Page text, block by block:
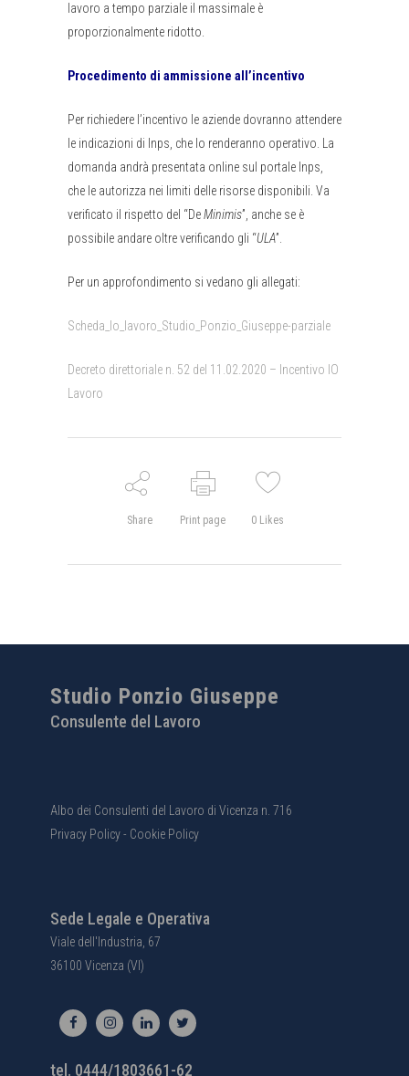
lavoro a tempo parziale il massimale è
proporzionalmente ridotto.
Procedimento di ammissione all’incentivo
Per richiedere l’incentivo le aziende dovranno attendere
le indicazioni di Inps, che lo renderanno operativo. La
domanda andrà presentata online sul portale Inps,
che le autorizza nei limiti delle risorse disponibili. Va
verificato il rispetto del “DeMinimis”, anche se è
possibile andare oltre verificando gli “ULA”.
Per un approfondimento si vedano gli allegati:
Scheda_Io_lavoro_Studio_Ponzio_Giuseppe-parziale
Decreto direttoriale n. 52 del 11.02.2020 – Incentivo IO
Lavoro
Share Print page 0 Likes
Studio Ponzio Giuseppe
Consulente del Lavoro
Albo dei Consulenti del Lavoro di Vicenza n. 716
Privacy Policy- Cookie Policy
Sede Legale e Operativa
Viale dell'Industria, 67
36100 Vicenza (VI)
tel. 0444/1803661-62